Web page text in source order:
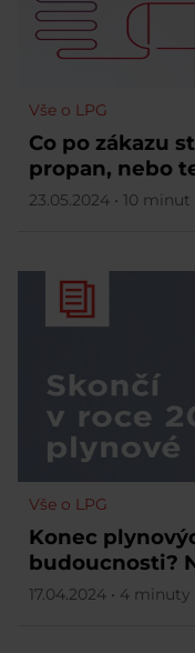
Vše o LPG
Co po zákazu
propan, nebo
23.05.2024 • 10 minut
Vše o LPG
Konec
budoucnosti?
17.04.2024 • 4 minuty